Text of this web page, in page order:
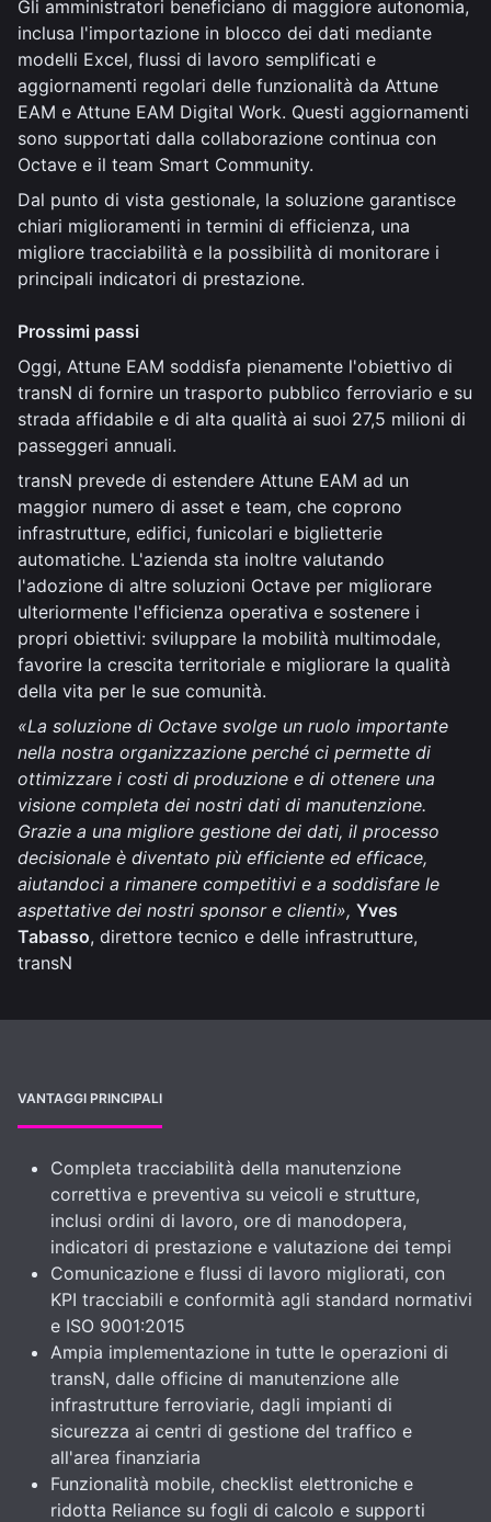
Gli amministratori beneficiano di maggiore autonomia,
inclusa l'importazione in blocco dei dati mediante
modelli Excel, flussi di lavoro semplificati e
aggiornamenti regolari delle funzionalità da Attune
EAM e Attune EAM Digital Work. Questi aggiornamenti
sono supportati dalla collaborazione continua con
Octave e il team Smart Community.
Dal punto di vista gestionale, la soluzione garantisce
chiari miglioramenti in termini di efficienza, una
migliore tracciabilità e la possibilità di monitorare i
principali indicatori di prestazione.
Prossimi passi
Oggi, Attune EAM soddisfa pienamente l'obiettivo di
transN di fornire un trasporto pubblico ferroviario e su
strada affidabile e di alta qualità ai suoi 27,5 milioni di
passeggeri annuali.
transN prevede di estendere Attune EAM ad un
maggior numero di asset e team, che coprono
infrastrutture, edifici, funicolari e biglietterie
automatiche. L'azienda sta inoltre valutando
l'adozione di altre soluzioni Octave per migliorare
ulteriormente l'efficienza operativa e sostenere i
propri obiettivi: sviluppare la mobilità multimodale,
favorire la crescita territoriale e migliorare la qualità
della vita per le sue comunità.
«La soluzione di Octave svolge un ruolo importante
nella nostra organizzazione perché ci permette di
ottimizzare i costi di produzione e di ottenere una
visione completa dei nostri dati di manutenzione.
Grazie a una migliore gestione dei dati, il processo
decisionale è diventato più efficiente ed efficace,
aiutandoci a rimanere competitivi e a soddisfare le
aspettative dei nostri sponsor e clienti», Yves
Tabasso, direttore tecnico e delle infrastrutture,
transN
VANTAGGI PRINCIPALI
Completa tracciabilità della manutenzione
correttiva e preventiva su veicoli e strutture,
inclusi ordini di lavoro, ore di manodopera,
indicatori di prestazione e valutazione dei tempi
Comunicazione e flussi di lavoro migliorati, con
KPI tracciabili e conformità agli standard normativi
e ISO 9001:2015
Ampia implementazione in tutte le operazioni di
transN, dalle officine di manutenzione alle
infrastrutture ferroviarie, dagli impianti di
sicurezza ai centri di gestione del traffico e
all'area finanziaria
Funzionalità mobile, checklist elettroniche e
ridotta Reliance su fogli di calcolo e supporti